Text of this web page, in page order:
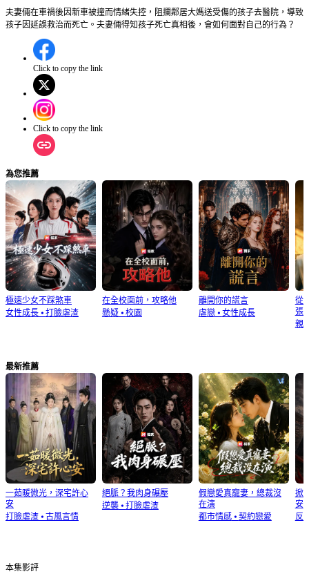
夫妻倆在車禍後因新車被撞而情緒失控，阻攔鄰居大媽送受傷的孩子去醫院，導致
孩子因延誤救治而死亡。夫妻倆得知孩子死亡真相後，會如何面對自己的行為？
Click to copy the link
Click to copy the link
為您推薦
極速少女不踩煞車
女性成長 ⦁ 打臉虐渣
在全校面前，攻略他
懸疑⦁ 校園
離開你的謊言
虐戀⦁ 女性成長
從
張
親
最新推薦
一茹暖微光，深宅許心
安
打臉虐渣 ⦁ 古風言情
絕脈？我肉身碾壓
逆襲⦁ 打臉虐渣
假戀愛真寵妻，總裁沒
在演
都市情感⦁ 契約戀愛
掀
安
反
本集影評